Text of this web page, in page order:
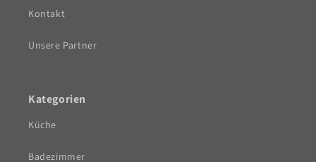
Kontakt
Unsere Partner
Kategorien
Küche
Badezimmer